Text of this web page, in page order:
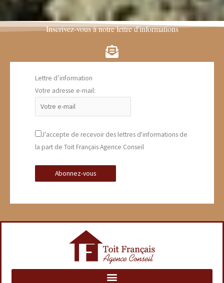
Inscrivez-vous à notre lettre d'informations
Lettre d’information
Votre adresse e-mail:
J'accepte de recevoir des lettres d'informations de
la part de Toit Français Agence Conseil